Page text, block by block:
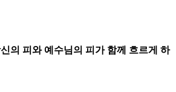
의 피와 예수님의 피가 함께 흐르게 하